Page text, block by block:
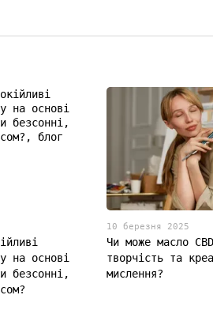
на основі
безсонні,
10 березня 2025
Чи може масло
творчість та
мислення?